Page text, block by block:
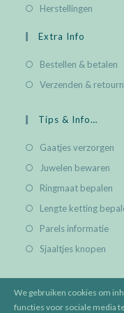
Herstellingen
Extra Info
Bestellen & betalen
Verzenden &
Tips & Info…
Gaatjes verzorgen
Juwelen bewaren
Ringmaat bepalen
Lengte ketting
Parels informatie
Sjaaltjes knopen
We gebruiken cookies om
functies voor sociale media